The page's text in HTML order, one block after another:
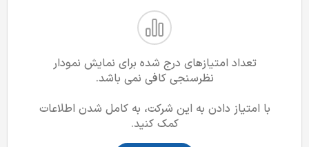
تعداد امتیازهای درج شده برای نمایش نمودار
نظرسنجی کافی نمی باشد.
با امتیاز دادن به این شرکت، به کامل شدن اطلاعات
کمک کنید.